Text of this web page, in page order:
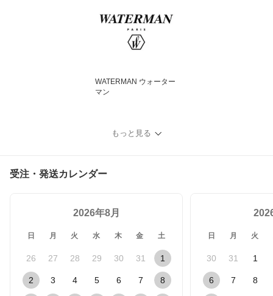
WATERMAN ウォーター
マン
もっと見る
受注・発送カレンダー
2026年8月
日 月 火 水 木 金 土
26 27 28 29 30 31 1
2 3 4 5 6 7 8
日 月 火
30 31 1
6 7 8